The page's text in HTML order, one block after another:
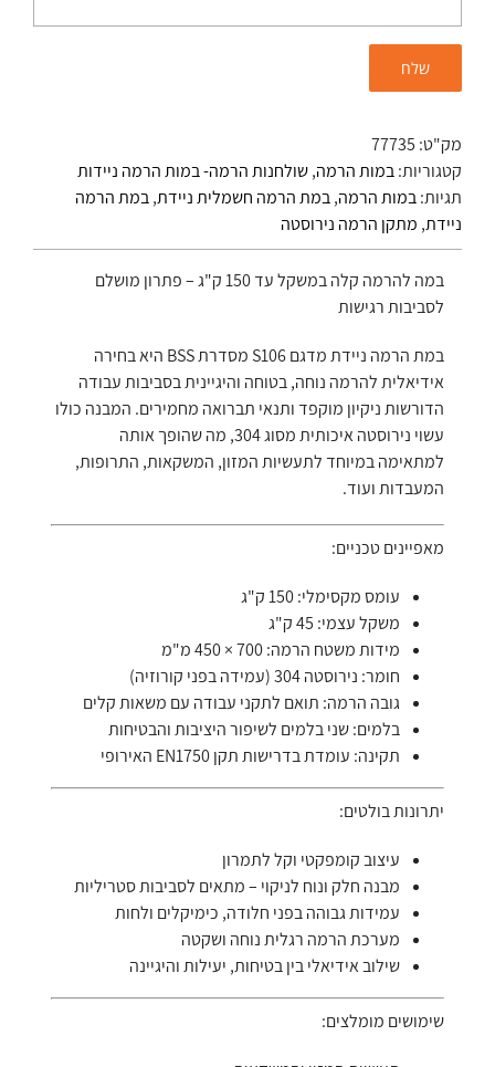
מק"ט: 77735
קטגוריות:במות הרמה,שולחנות הרמה- במות הרמה ניידות
תגיות:במות הרמה,במת הרמה חשמלית ניידת,במת הרמה
ניידת, מתקן הרמה נירוסטה
במה להרמה קלה במשקל עד 150 ק"ג – פתרון מושלם
לסביבות רגישות
במת הרמה ניידת מדגם S106 מסדרת BSS היא בחירה
אידיאלית להרמה נוחה, בטוחה והיגיינית בסביבות עבודה
הדורשות ניקיון מוקפד ותנאי תברואה מחמירים. המבנה כולו
עשוי נירוסטה איכותית מסוג 304, מה שהופך אותה
למתאימה במיוחד לתעשיות המזון, המשקאות, התרופות,
המעבדות ועוד.
מאפיינים טכניים:
עומס מקסימלי: 150 ק"ג
משקל עצמי: 45 ק"ג
מידות משטח הרמה: 700 × 450 מ"מ
חומר: נירוסטה 304 (עמידה בפני קורוזיה)
גובה הרמה: תואם לתקני עבודה עם משאות קלים
בלמים: שני בלמים לשיפור היציבות והבטיחות
תקינה: עומדת בדרישות תקן EN1750 האירופי
יתרונות בולטים:
עיצוב קומפקטי וקל לתמרון
מבנה חלק ונוח לניקוי – מתאים לסביבות סטריליות
עמידות גבוהה בפני חלודה, כימיקלים ולחות
מערכת הרמה רגלית נוחה ושקטה
שילוב אידיאלי בין בטיחות, יעילות והיגיינה
שימושים מומלצים: